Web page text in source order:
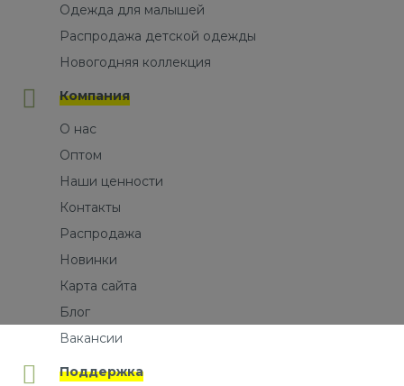
Одежда для малышей
Распродажа детской одежды
Новогодняя коллекция
Компания
О нас
Оптом
Наши ценности
Контакты
Распродажа
Новинки
Карта сайта
Блог
Вакансии
Поддержка